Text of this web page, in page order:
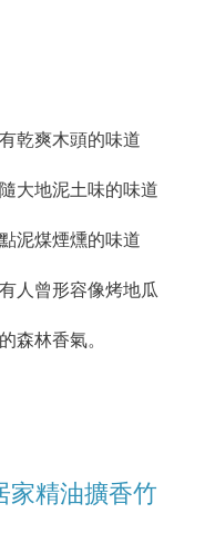
乾爽木頭的味道
大地泥土味的味道
泥煤煙燻的味道
人曾形容像烤地瓜
森林香氣。
家精油擴香竹